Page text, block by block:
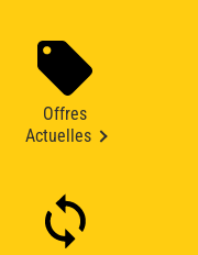
Offres
Actuelles